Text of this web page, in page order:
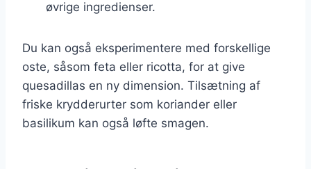
øvrige ingredienser.
Du kan også eksperimentere med forskellige
oste, såsom feta eller ricotta, for at give
quesadillas en ny dimension. Tilsætning af
friske krydderurter som koriander eller
basilikum kan også løfte smagen.